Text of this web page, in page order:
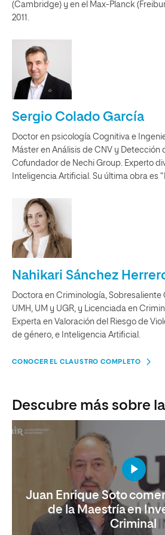
(Cambridge) y en el Max-Planck
2011.
Sergio Colado García
Doctor en psicología Cognitiva e
Máster en Análisis de CNV y Detección
Cofundador de Nechi Group. Experto
Inteligencia Artificial. Su última obra es
Nahikari Sánchez
Doctora en Criminología, Sobresaliente
UMH, UM y UGR, y Licenciada en
Experta en Valoración del Riesgo de
de género, e Inteligencia Artificial.
CONOCER EL CLAUSTRO COMPLETO
Descubre más sobre
Juan Enrique Soto
de la Maestría en
Criminal